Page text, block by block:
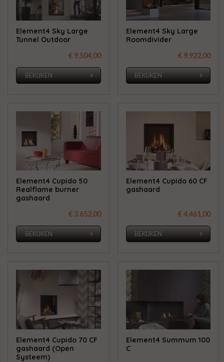
Element4 Sky Large
Tunnel Outdoor
€ 9.504,00
BEKIJKEN
Element4 Sky Large
Roomdivider
€ 9.922,00
BEKIJKEN
Element4 Cupido 50
Realflame burner
gashaard
€ 3.652,00
BEKIJKEN
Element4 Cupido 60 CF
gashaard
€ 4.461,00
BEKIJKEN
Element4 Cupido 70 CF
gashaard (Open
Systeem)
Element4 Summum 100
C